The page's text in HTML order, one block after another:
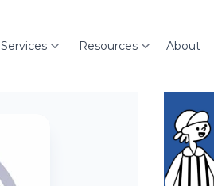
Services Resources About